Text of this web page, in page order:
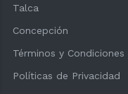
Talca
Concepción
Términos y Condiciones
Políticas de Privacidad